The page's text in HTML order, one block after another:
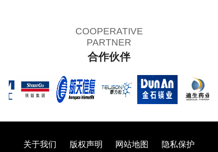
COOPERATIVE
PARTNER
合作伙伴
关于我们 版权声明 网站地图 隐私保护